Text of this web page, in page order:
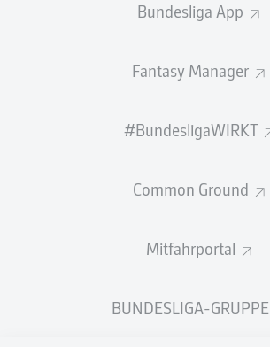
Bundesliga App
Fantasy Manager
#BundesligaWIRKT
Common Ground
Mitfahrportal
BUNDESLIGA-GRUPPE
Rani Khedira Ismaël Gharbi